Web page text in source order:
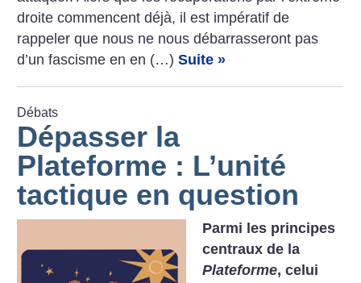
droite commencent déjà, il est impératif de
rappeler que nous ne nous débarrasseront pas
d’un fascisme en en (…)Suite »
Débats
Dépasser la
Plateforme : L’unité
tactique en question
Parmi les principes
centraux de la
Plateforme, celui